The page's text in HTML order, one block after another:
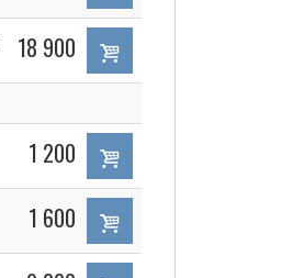
18 900
1 200
1 600